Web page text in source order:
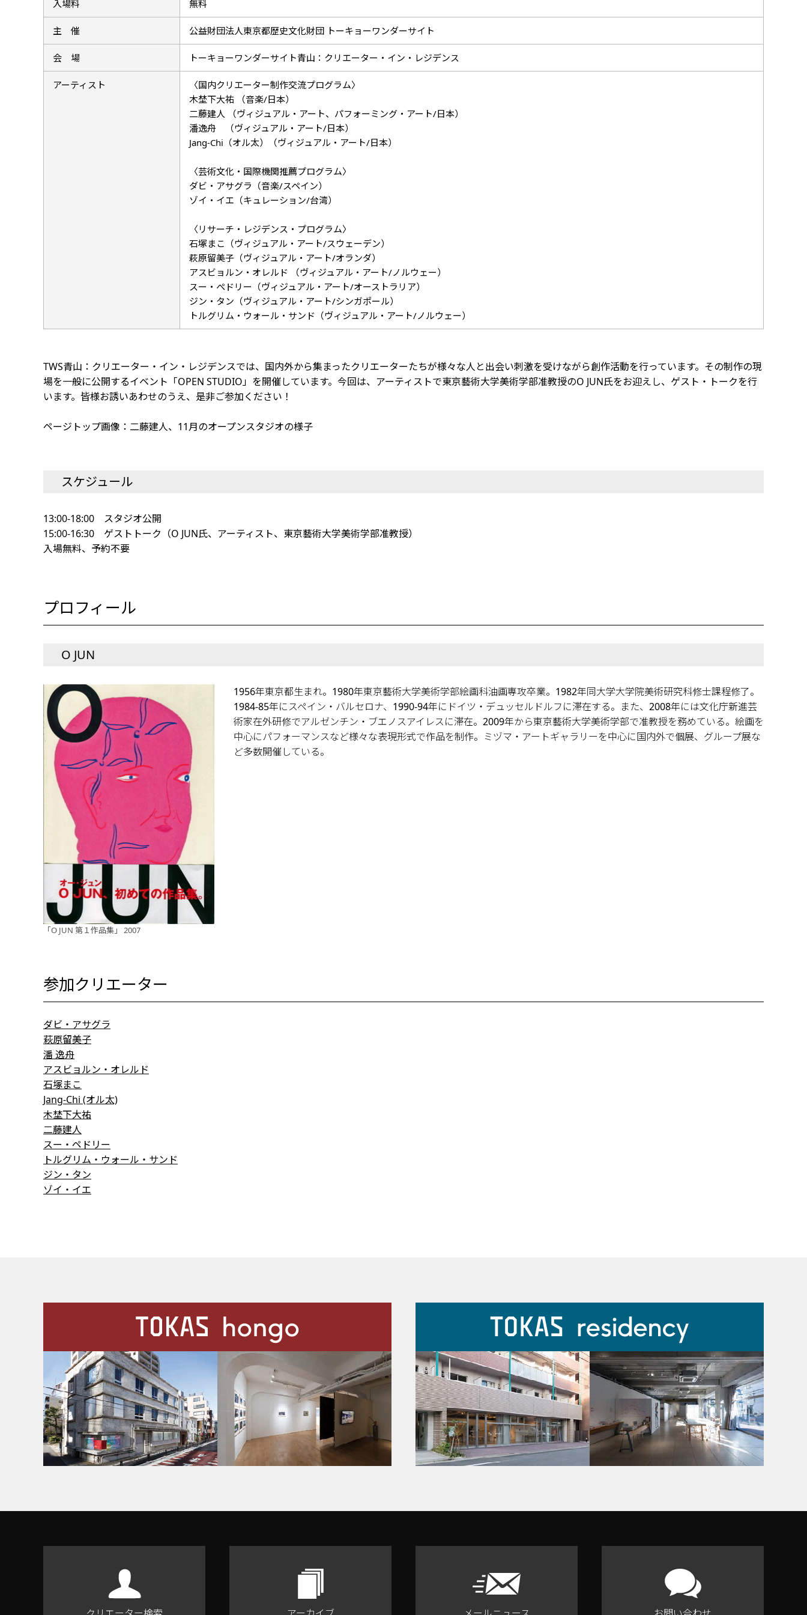
入場料 無料
主 催 公益財団法人東京都歴史文化財団 トーキョーワンダーサイト
会 場 トーキョーワンダーサイト青山：クリエーター・イン・レジデンス
アーティスト
〈国内クリエーター制作交流プログラム〉
木埜下大祐 （音楽/日本）
二藤建人 （ヴィジュアル・アート、パフォーミング・アート/日本）
潘逸舟 （ヴィジュアル・アート/日本）
Jang-Chi（オル太）（ヴィジュアル・アート/日本）
〈芸術文化・国際機関推薦プログラム〉
ダビ・アサグラ（音楽/スペイン）
ゾイ・イエ（キュレーション/台湾）
〈リサーチ・レジデンス・プログラム〉
石塚まこ（ヴィジュアル・アート/スウェーデン）
萩原留美子（ヴィジュアル・アート/オランダ）
アスビョルン・オレルド （ヴィジュアル・アート/ノルウェー）
スー・ぺドリー（ヴィジュアル・アート/オーストラリア）
ジン・タン（ヴィジュアル・アート/シンガポール）
トルグリム・ウォール・サンド（ヴィジュアル・アート/ノルウェー）
TWS青山：クリエーター・イン・レジデンスでは、国内外から集まったクリエーターたちが様々な人と出会い刺激を受けながら創作活動を行っています。その制作の現
場を一般に公開するイベント「OPEN STUDIO」を開催しています。今回は、アーティストで東京藝術大学美術学部准教授のO JUN氏をお迎えし、ゲスト・トークを行
います。皆様お誘いあわせのうえ、是非ご参加ください！
ページトップ画像：二藤建人、11月のオープンスタジオの様子
スケジュール
13:00-18:00 スタジオ公開
15:00-16:30 ゲストトーク（O JUN氏、アーティスト、東京藝術大学美術学部准教授）
入場無料、予約不要
プロフィール
O JUN
「O JUN 第１作品集」 2007
1956年東京都生まれ。1980年東京藝術大学美術学部絵画科油画専攻卒業。1982年同大学大学院美術研究科修士課程修了。
1984-85年にスペイン・バルセロナ、1990-94年にドイツ・デュッセルドルフに滞在する。また、2008年には文化庁新進芸
術家在外研修でアルゼンチン・ブエノスアイレスに滞在。2009年から東京藝術大学美術学部で准教授を務めている。絵画を
中心にパフォーマンスなど様々な表現形式で作品を制作。ミヅマ・アートギャラリーを中心に国内外で個展、グループ展な
ど多数開催している。
参加クリエーター
ダビ・アサグラ
萩原留美子
潘 逸舟
アスビョルン・オレルド
石塚まこ
Jang-Chi (オル太)
木埜下大祐
二藤建人
スー・ペドリー
トルグリム・ウォール・サンド
ジン・タン
ゾイ・イエ